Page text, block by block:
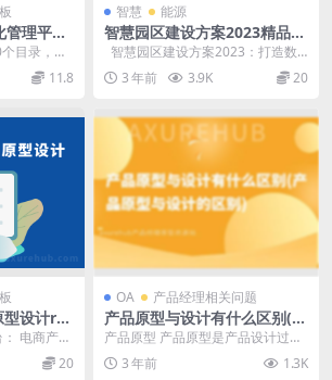
理平台
目录，涵
。其中包
11.8
智慧 能源
智慧园区建设方案2023精品15
8页WORD
智慧园区建设方案2023：打造数
字化、智能化、绿色化的未来园区
随...3 年前 3.9K 20
型设计rp
台PC】
电商产品
面的因
20
OA 产品经理相关问题
产品原型与设计有什么区别(产
品原型与设计的区别)
产品原型 产品原型是产品设计过程
中的一个关键步骤。它通常是在产
品设计阶段的早期创...
3 年前 1.3K